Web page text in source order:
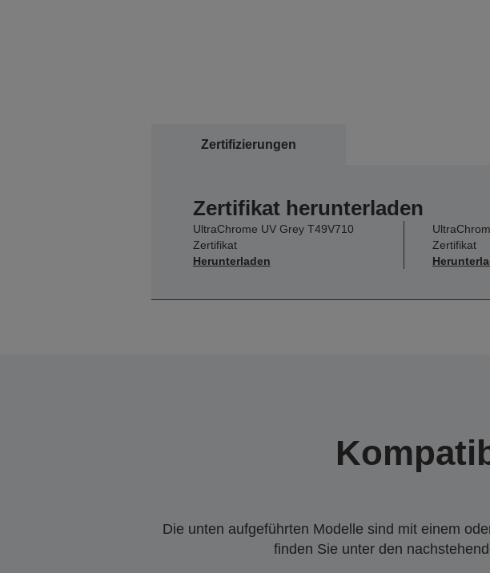
Zertifizierungen
Zertifikat herunterladen
UltraChrome UV Grey T49V710
Zertifikat
Herunterladen
Zertifikat
Die unten aufgeführten Modelle sind mit einem
finden Sie unter den